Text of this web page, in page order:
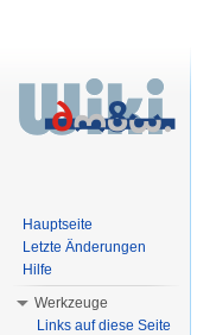
Hauptseite
Letzte Änderungen
Hilfe
Werkzeuge
Links auf diese Seite